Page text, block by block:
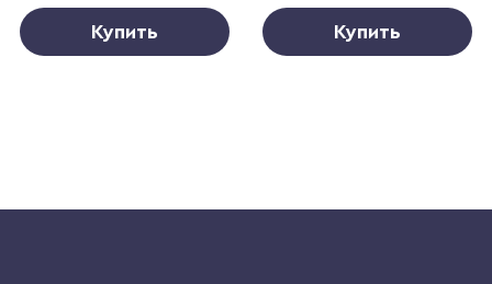
Купить Купить